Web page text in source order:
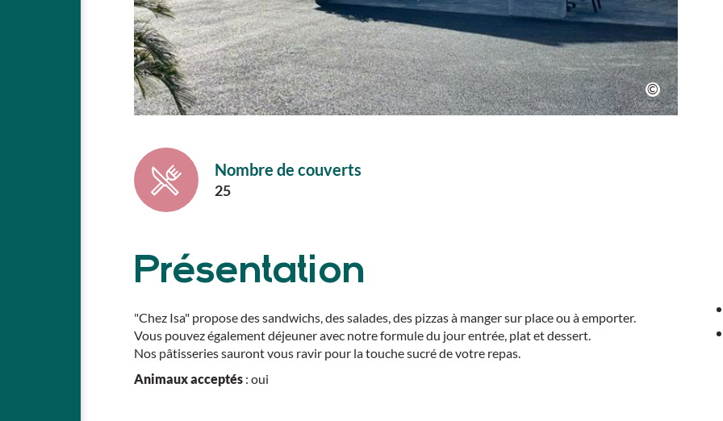
Nombre de couverts
25
Présentation
"Chez Isa" propose des sandwichs, des salades, des pizzas à manger sur place ou à emporter.
Vous pouvez également déjeuner avec notre formule du jour entrée, plat et dessert.
Nos pâtisseries sauront vous ravir pour la touche sucré de votre repas.
Animaux acceptés: oui